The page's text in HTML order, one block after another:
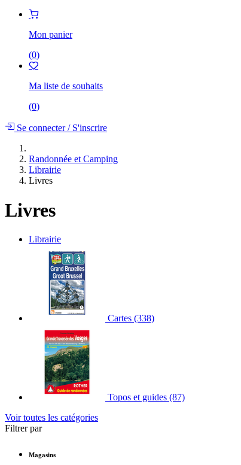
Mon panier
(0)
Ma liste de souhaits
(0)
Se connecter/S'inscrire
Randonnée et Camping
Librairie
Livres
Livres
Librairie
Cartes (338)
Topos et guides (87)
Voir toutes les catégories
Filtrer par
Magasins